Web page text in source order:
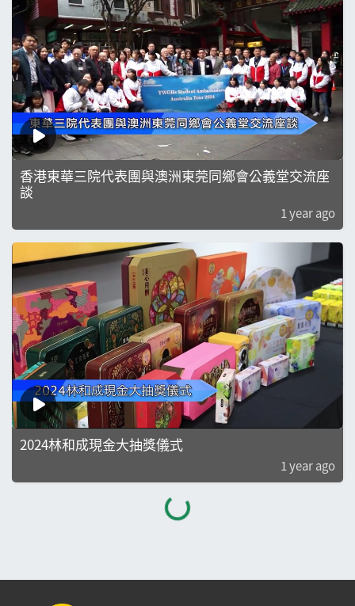
香港東華三院代表團與澳洲東莞同鄉會公義堂交流座
談
1 year ago
2024林和成現金大抽獎儀式
1 year ago